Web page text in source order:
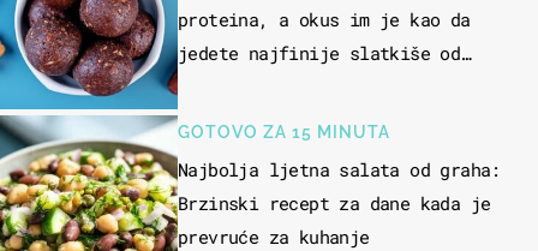
proteina, a okus im je kao da
jedete najfinije slatkiše od
GOTOVO ZA 15 MINUTA
Najbolja ljetna salata od graha:
Brzinski recept za dane kada je
prevruće za kuhanje